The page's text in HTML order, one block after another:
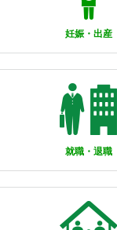
妊娠・出産
就職・退職